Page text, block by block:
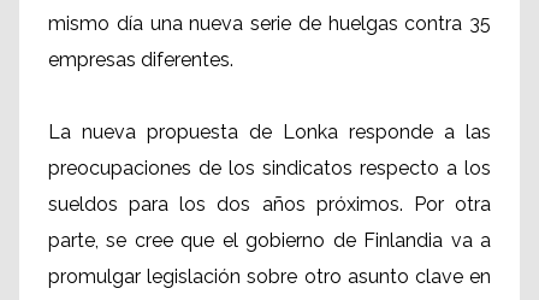
mismo día una nueva serie de huelgas contra 35
empresas diferentes.
La nueva propuesta de Lonka responde a las
preocupaciones de los sindicatos respecto a los
sueldos para los dos años próximos. Por otra
parte, se cree que el gobierno de Finlandia va a
promulgar legislación sobre otro asunto clave en